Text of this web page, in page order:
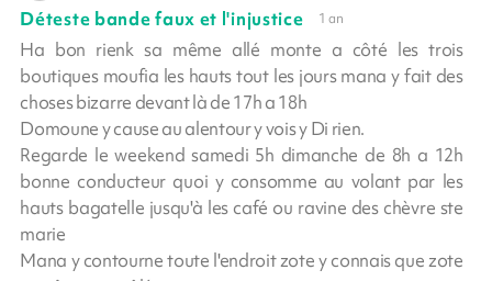
Déteste bande faux et l'injustice 1 an
Ha bon rienk sa même allé monte a côté les trois
boutiques moufia les hauts tout les jours mana y fait des
choses bizarre devant là de 17h a 18h
Domoune y cause au alentour y vois y Di rien.
Regarde le weekend samedi 5h dimanche de 8h a 12h
bonne conducteur quoi y consomme au volant par les
hauts bagatelle jusqu'à les café ou ravine des chèvre ste
marie
Mana y contourne toute l'endroit zote y connais que zote